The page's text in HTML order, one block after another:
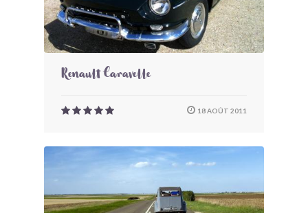
Renault Caravelle
18 AOÛT 2011